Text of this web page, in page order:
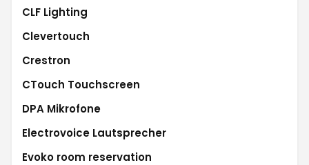
CLF Lighting
Clevertouch
Crestron
CTouch Touchscreen
DPA Mikrofone
Electrovoice Lautsprecher
Evoko room reservation